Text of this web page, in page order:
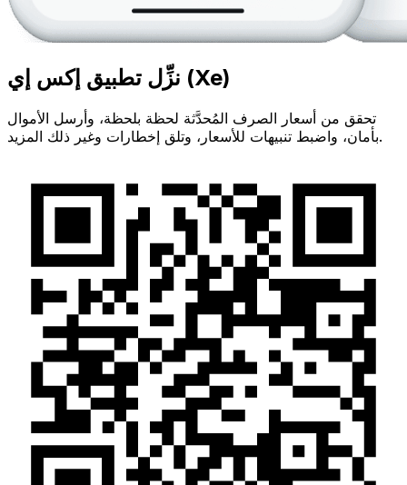
نزِّل تطبيق إكس إي (Xe)
تحقق من أسعار الصرف المُحدَّثة لحظة بلحظة، وأرسل الأموال
بأمان، واضبط تنبيهات للأسعار، وتلق إخطارات وغير ذلك المزيد.